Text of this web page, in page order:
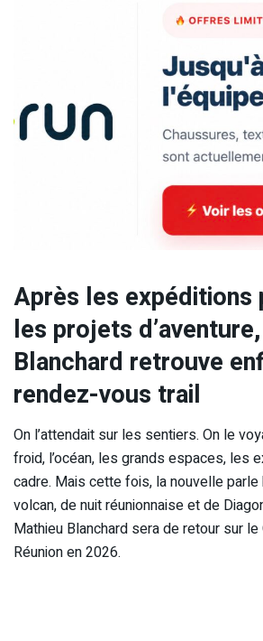
Après les expéditions
les projets
Blanchard retrouve
rendez-vous trail
On l’attendait sur les sentiers. On le
froid, l’océan, les grands espaces, les
cadre. Mais cette fois, la nouvelle parle
volcan, de nuit réunionnaise et de
Mathieu Blanchard sera de retour sur le
Réunion en 2026.